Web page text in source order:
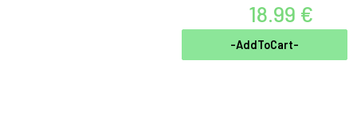
18.99 €
-AddToCart-